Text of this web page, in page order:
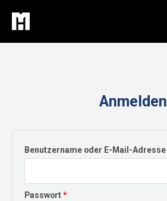
Inhalt
springen
Anmelden
Benutzername oder E-Mail-Adresse
Passwort*Erforderlich